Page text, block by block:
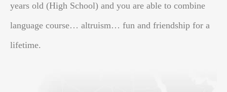
years old (High School) and you are able to combine
language course… altruism… fun and friendship for a
lifetime.